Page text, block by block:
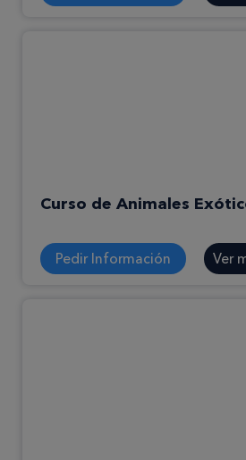
Curso de Animales
Pedir Información Ver